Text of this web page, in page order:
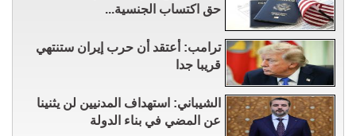
حق اكتساب الجنسية...
ترامب: أعتقد أن حرب إيران ستنتهي
قريبا جدا
الشيباني: استهداف المدنيين لن يثنينا
عن المضي في بناء الدولة